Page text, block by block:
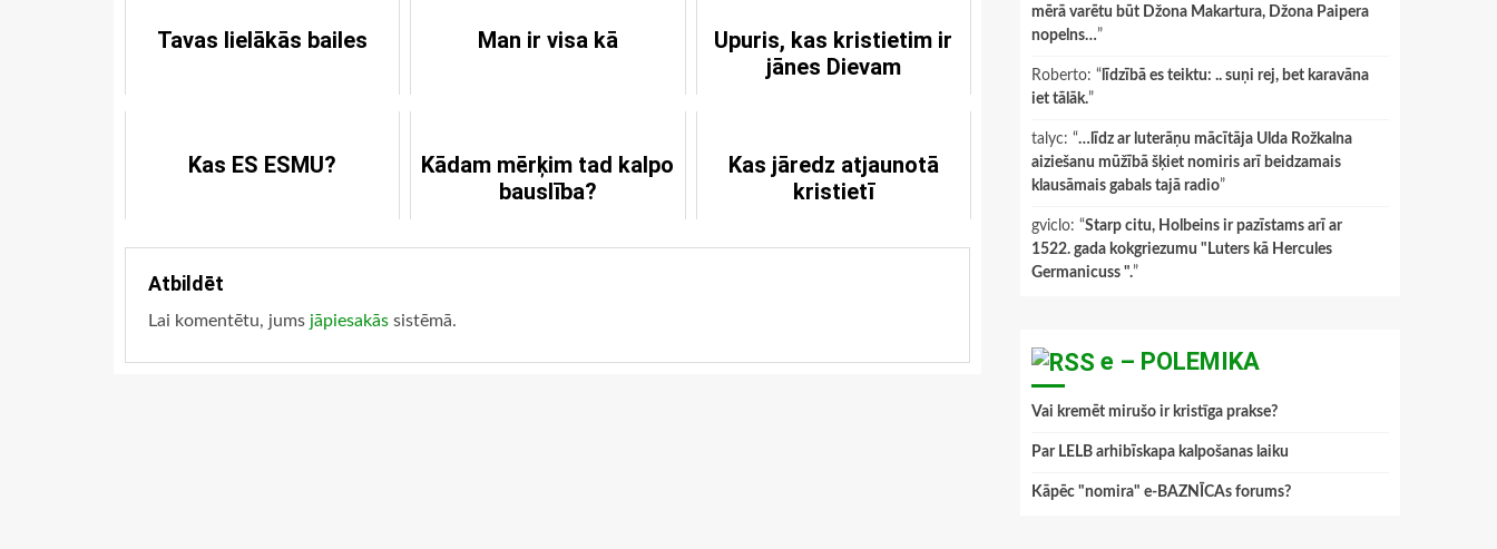
Tavas lielākās bailes Man ir visa kā
Upuris, kas kristietim ir
jānes Dievam
Kas ES ESMU?
Kādam mērķim tad kalpo
bauslība?
Kas jāredz atjaunotā
kristietī
Atbildēt
Lai komentētu, jums jāpiesakās sistēmā.
mērā varētu būt Džona Makartura, Džona Paipera
nopelns…”
Roberto: “ līdzībā es teiktu: .. suņi rej, bet karavāna
iet tālāk.”
talyc: “…līdz ar luterāņu mācītāja Ulda Rožkalna
aiziešanu mūžībā šķiet nomiris arī beidzamais
klausāmais gabals tajā radio”
gviclo: “Starp citu, Holbeins ir pazīstams arī ar
1522. gada kokgriezumu "Luters kā Hercules
Germanicuss ".”
e – POLEMIKA
Vai kremēt mirušo ir kristīga prakse?
Par LELB arhibīskapa kalpošanas laiku
Kāpēc "nomira" e-BAZNĪCAs forums?